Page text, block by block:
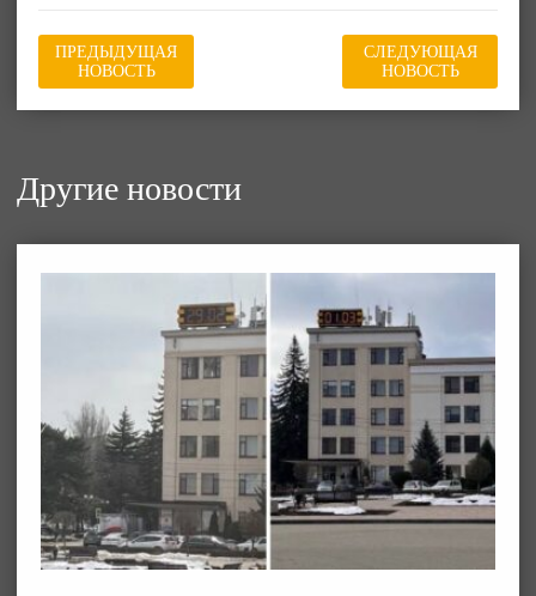
ПРЕДЫДУЩАЯ
НОВОСТЬ
СЛЕДУЮЩАЯ
НОВОСТЬ
Другие новости